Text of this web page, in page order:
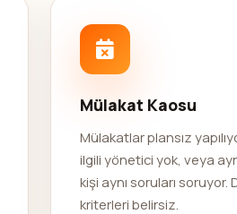
Mülakat Kaosu
Mülakatlar plansız
ilgili yönetici yok, veya
kişi aynı soruları
kriterleri belirsiz.